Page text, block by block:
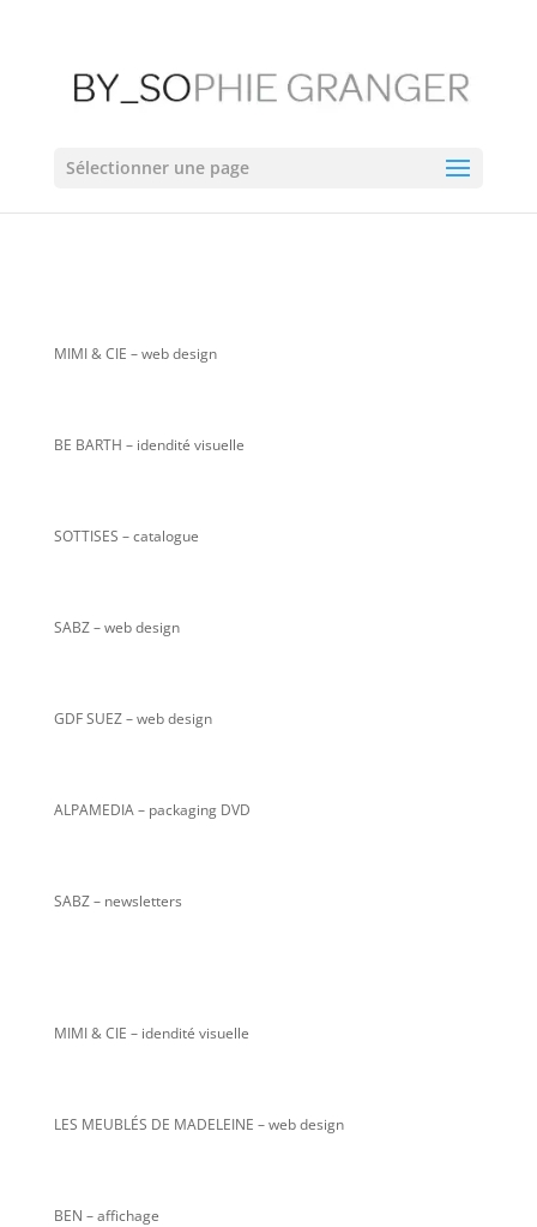
Sélectionner une page
MIMI & CIE – web design
BE BARTH – idendité visuelle
SOTTISES – catalogue
SABZ– web design
GDF SUEZ – web design
ALPAMEDIA – packaging DVD
SABZ – newsletters
MIMI & CIE – idendité visuelle
LES MEUBLÉS DE MADELEINE – web design
BEN – affichage